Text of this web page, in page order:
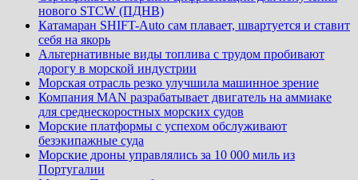
нового STCW (ПДНВ)
Катамаран SHIFT-Auto сам плавает, швартуется и ставит
себя на якорь
Альтернативные виды топлива с трудом пробивают
дорогу в морской индустрии
Морская отрасль резко улучшила машинное зрение
Компания MAN разрабатывает двигатель на аммиаке
для среднескоростных морских судов
Морские платформы с успехом обслуживают
безэкипажные суда
Морские дроны управлялись за 10 000 миль из
Португалии